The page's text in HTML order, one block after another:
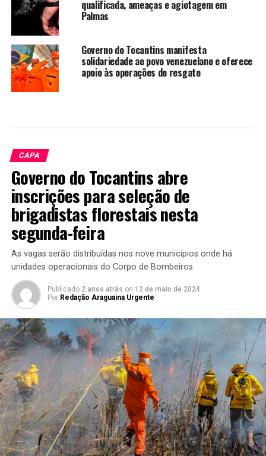
qualificada, ameaças e agiotagem em
Palmas
Governo do Tocantins manifesta
solidariedade ao povo venezuelano e oferece
apoio às operações de resgate
CAPA
Governo do Tocantins abre
inscrições para seleção de
brigadistas florestais nesta
segunda-feira
As vagas serão distribuídas nos nove municípios onde há
unidades operacionais do Corpo de Bombeiros
Publicado 2 anos atrás on 12 de maio de 2024
Por Redação Araguaina Urgente